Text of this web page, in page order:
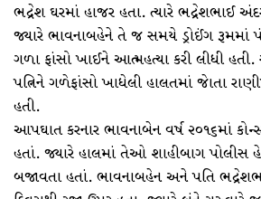
ભદ્રેશ ઘરમાં હાજર હતા. ત્યારે ભદ્રેશભાઈ
જ્યારે ભાવનાબહેને તે જ સમયે ડ્રોઈંગ રૂમમાં
ગળા ફાંસો ખાઈને આત્મહત્યા કરી લીધી
પત્નિને ગળેફાંસો ખાધેલી હાલતમાં જાેતા
હતી.
આપઘાત કરનાર ભાવનાબેન વર્ષ ૨૦૧૬માં
હતાં. જ્યારે હાલમાં તેઓ શાહીબાગ પોલીસ
બજાવતા હતાં. ભાવનાબહેન અને પતિ